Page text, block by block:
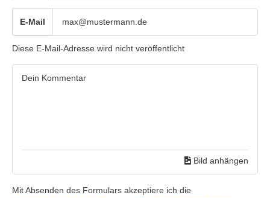
E-Mail
Diese E-Mail-Adresse wird nicht veröffentlicht
Bild anhängen
Mit Absenden des Formulars akzeptiere ich die